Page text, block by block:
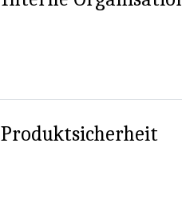
Produktsicherheit